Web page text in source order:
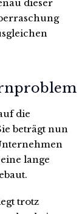
dieser
die
beträgt nun
lange
trotz